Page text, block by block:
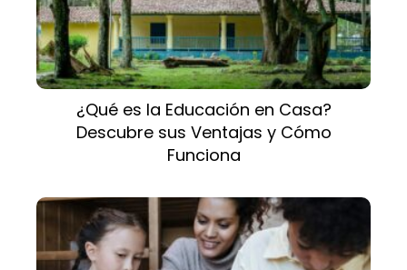
¿Qué es la Educación en Casa?
Descubre sus Ventajas y Cómo
Funciona